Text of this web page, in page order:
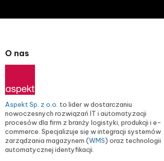
O nas
Aspekt Sp. z o.o. to lider w dostarczaniu
nowoczesnych rozwiązań IT i automatyzacji
procesów dla firm z branży logistyki, produkcji i e-
commerce. Specjalizuje się w integracji systemów
zarządzania magazynem (WMS) oraz technologii
automatycznej identyfikacji.